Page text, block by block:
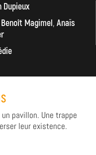
Dupieux
Benoît Magimel, Anaïs
pavillon. Une trappe
leur existence.